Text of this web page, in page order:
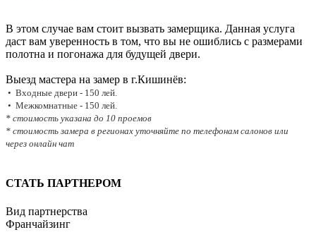
В этом случае вам стоит вызвать замерщика. Данная услуга
даст вам уверенность в том, что вы не ошиблись с размерами
полотна и погонажа для будущей двери.
Выезд мастера на замер в г.Кишинёв:
• Входные двери - 150 лей.
• Межкомнатные - 150 лей.
* стоимость указана до 10 проемов
* стоимость замера в регионах уточняйте по телефонам салонов или
через онлайн чат
СТАТЬ ПАРТНЕРОМ
Вид партнерства
Франчайзинг